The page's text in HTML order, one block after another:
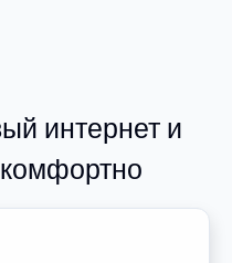
интернет и